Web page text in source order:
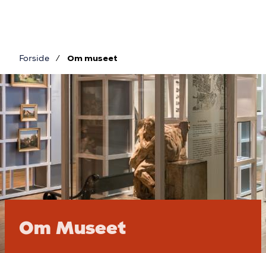
Brødkrumme
Forside Om museet
Om
museet
Om Museet